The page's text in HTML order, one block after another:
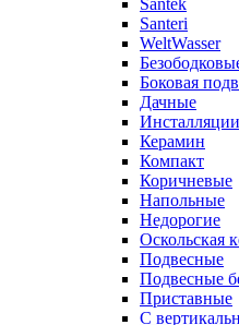
Santek
Santeri
WeltWasser
Боковая
Дачные
Керамин
Компакт
Коричневые
Напольные
Недорогие
Оскольская
Подвесные
Подвесные
Приставные
С